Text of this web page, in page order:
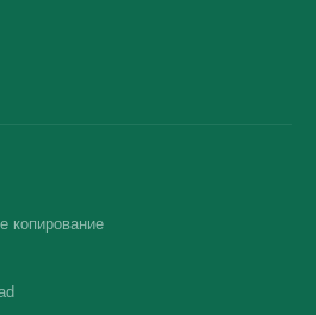
копирование